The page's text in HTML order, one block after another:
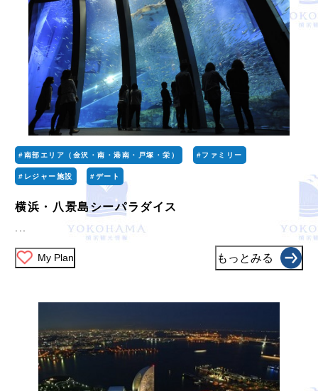
#南部エリア（金沢・南・港南・戸塚・栄） #ファミリー
#レジャー施設 #デート
横浜・八景島シーパラダイス
My Plan もっとみる